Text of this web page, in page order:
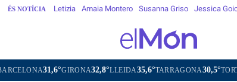
ÉS NOTÍCIA Letizia Amaia Montero Susanna Griso Jessica
GIRONA32,8°LLEIDA35,6°TARRAGONA30,5°TORTOSA34,2°